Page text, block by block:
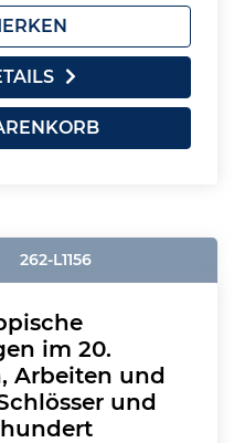
262-L1156
im 20.
Arbeiten und
und